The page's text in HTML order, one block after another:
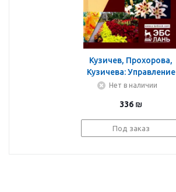
Кузичев, Прохорова,
Кузичева: Управление
инновационными
декоративном
садоводстве.
Монография
Нет в наличии
336 ₪
Под заказ